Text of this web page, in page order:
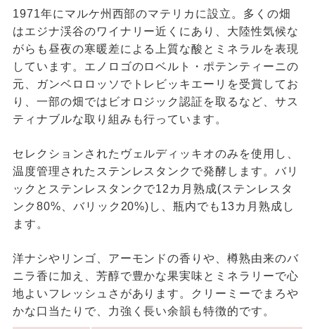
1971年にマルケ州⻄部のマテリカに設⽴。多くの畑
はエジナ渓⾕のワイナリー近くにあり、大陸性気候な
がらも昼夜の寒暖差による上質な酸とミネラルを表現
しています。エノロゴのロベルト・ポテンティーニの
元、ガンベロロッソでトレビッキエーリを受賞してお
り、一部の畑ではビオロジック認証を取るなど、サス
ティナブルな取り組みも行っています。
セレクションされたヴェルディッキオのみを使用し、
温度管理されたステンレスタンクで発酵します。バリ
ックとステンレスタンクで12カ月熟成(ステンレスタ
ンク80%、バリック20%)し、瓶内でも13カ月熟成し
ます。
洋ナシやリンゴ、アーモンドの香りや、樽熟由来のバ
ニラ香に加え、芳醇で豊かな果実味とミネラリーで心
地よいフレッシュさがあります。クリーミーでまろや
かな⼝当たりで、⼒強く⻑い余韻も特徴的です。